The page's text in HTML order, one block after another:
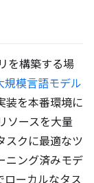
を構築する場
規模言語モデル
装を本番環境に
ソースを大量
スクに最適なツ
ニング済みモデ
ローカルなタス